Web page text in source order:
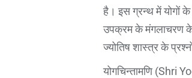
है। इस ग्रन्थ में योगों के
उपक्रम के मंगलाचरण के
ज्योतिष शास्त्र के
योगचिन्तामणि (Shri